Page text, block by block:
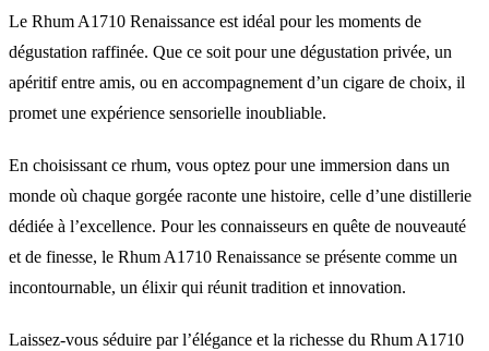
Le Rhum A1710 Renaissance est idéal pour les moments de
dégustation raffinée. Que ce soit pour une dégustation privée, un
apéritif entre amis, ou en accompagnement d’un cigare de choix, il
promet une expérience sensorielle inoubliable.
En choisissant ce rhum, vous optez pour une immersion dans un
monde où chaque gorgée raconte une histoire, celle d’une distillerie
dédiée à l’excellence. Pour les connaisseurs en quête de nouveauté
et de finesse, le Rhum A1710 Renaissance se présente comme un
incontournable, un élixir qui réunit tradition et innovation.
Laissez-vous séduire par l’élégance et la richesse du Rhum A1710